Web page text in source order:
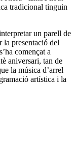
tradicional tinguin
un parell de
la presentació del
començat a
aniversari, tan de
la música d’arrel
artística i la